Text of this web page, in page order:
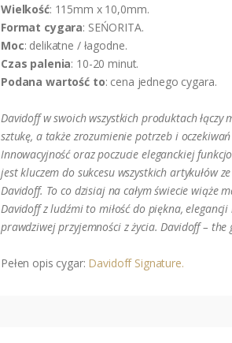
Wielkość: 115mm x 10,0mm.
Format cygara: SEŃORITA.
Moc: delikatne / łagodne.
Czas palenia: 10-20 minut.
Podana wartość to: cena jednego cygara.
Davidoff w swoich wszystkich produktach łączy
sztukę, a także zrozumienie potrzeb i
Innowacyjność oraz poczucie eleganckiej
jest kluczem do sukcesu wszystkich artykułów
Davidoff. To co dzisiaj na całym świecie wiąże
Davidoff z ludźmi to miłość do piękna, elegancji
prawdziwej przyjemności z życia. Davidoff – the
Pełen opis cygar: Davidoff Signature.